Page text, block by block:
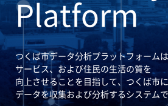
Platform
つくば市データ分析プラットフォーム
サービス、および住民の生活の質を
向上させることを目指して、つくば市
データを収集および分析するシステム